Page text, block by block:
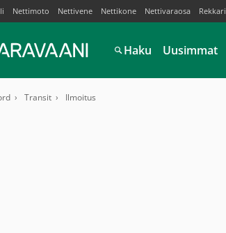
Nettimoto Nettivene Nettikone Nettivaraosa Rekkari
Haku Uusimmat
Transit Ilmoitus